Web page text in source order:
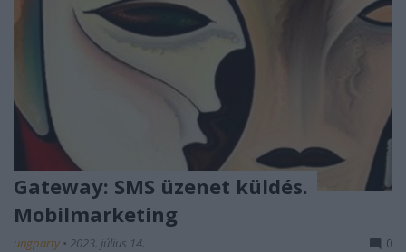
Gateway: SMS üzenet küldés.
Mobilmarketing
ungparty • 2023. július 14. 0